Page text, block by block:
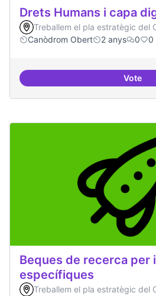
Drets Humans i capa
Treballem el pla estratègic del
Canòdrom Obert
2 anys 0 0
VoteDrets
Beques de recerca per
específiques
Treballem el pla estratègic del